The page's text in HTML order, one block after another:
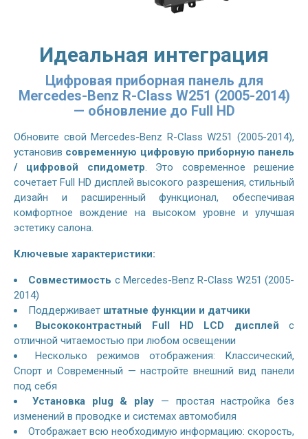
Идеальная интеграция
Цифровая приборная панель для
Mercedes-Benz R-Class W251 (2005-2014)
— обновление до Full HD
Обновите свойMercedes-Benz R-Class W251 (2005-2014),
установив современную цифровую приборную панель
/ цифровой спидометр. Это современное решение
сочетает Full HD дисплей высокого разрешения, стильный
дизайн и расширенный функционал, обеспечивая
комфортное вождение на высоком уровне и улучшая
эстетику салона.
Ключевые характеристики:
Совместимость сMercedes-Benz R-Class W251 (2005-
2014)
Поддерживает штатные функции и датчики
Высококонтрастный Full HD LCD дисплей с
отличной читаемостью при любом освещении
Несколько режимов отображения: Классический,
Спорт и Современный — настройте внешний вид панели
под себя
Установка plug & play — простая настройка без
изменений в проводке и системах автомобиля
Отображает всю необходимую информацию: скорость,